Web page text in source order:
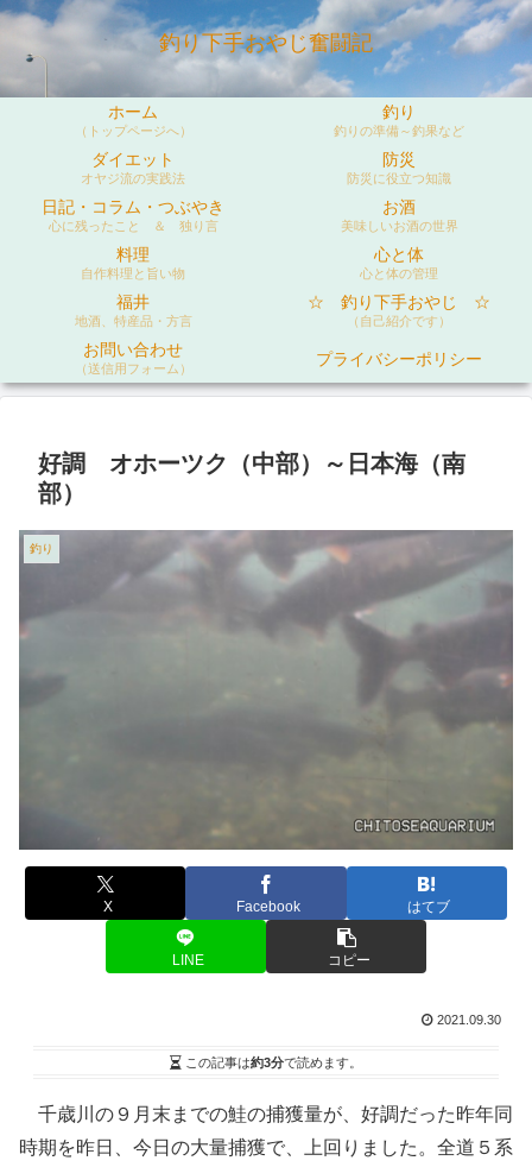
釣り下手おやじ奮闘記
ホーム
（トップページへ）
釣り
釣りの準備～釣果など
ダイエット
オヤジ流の実践法
防災
防災に役立つ知識
日記・コラム・つぶやき
心に残ったこと ＆ 独り言
お酒
美味しいお酒の世界
料理
自作料理と旨い物
心と体
心と体の管理
福井
地酒、特産品・方言
☆ 釣り下手おやじ ☆
（自己紹介です）
お問い合わせ
（送信用フォーム） プライバシーポリシー
好調 オホーツク（中部）～日本海（南
部）
釣り
X Facebook はてブ
LINE コピー
2021.09.30
この記事は約3分で読めます。
千歳川の９月末までの鮭の捕獲量が、好調だった昨年同
時期を昨日、今日の大量捕獲で、上回りました。全道５系